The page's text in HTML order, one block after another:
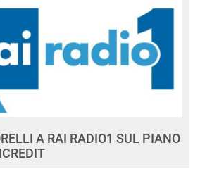
A RAI RADIO1 SUL PIANO